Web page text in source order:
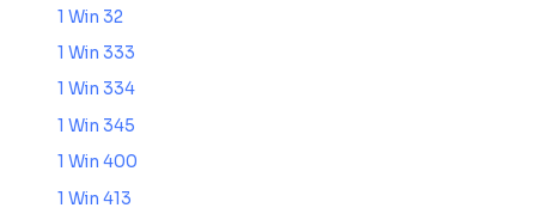
1 Win 32
1 Win 333
1 Win 334
1 Win 345
1 Win 400
1 Win 413